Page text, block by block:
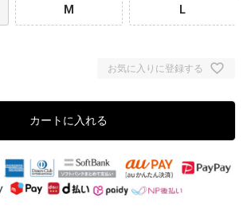
M L
お気に入りに登録する
カートに入れる